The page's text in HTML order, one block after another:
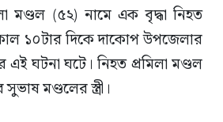
মণ্ডল (৫২) নামে এক বৃদ্ধা নিহত
১০টার দিকে দাকোপ উপজেলার
এই ঘটনা ঘটে। নিহত প্রমিলা মণ্ডল
মণ্ডলের স্ত্রী।